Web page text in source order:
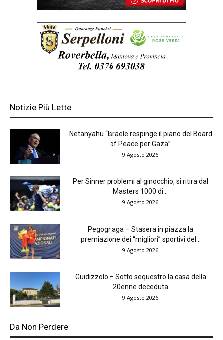
Notizie Più Lette
Netanyahu “Israele respinge il piano del Board
of Peace per Gaza”
9 Agosto 2026
Per Sinner problemi al ginocchio, si ritira dal
Masters 1000 di...
9 Agosto 2026
Pegognaga – Stasera in piazza la
premiazione dei “migliori” sportivi del...
9 Agosto 2026
Guidizzolo – Sotto sequestro la casa della
20enne deceduta
9 Agosto 2026
Da Non Perdere